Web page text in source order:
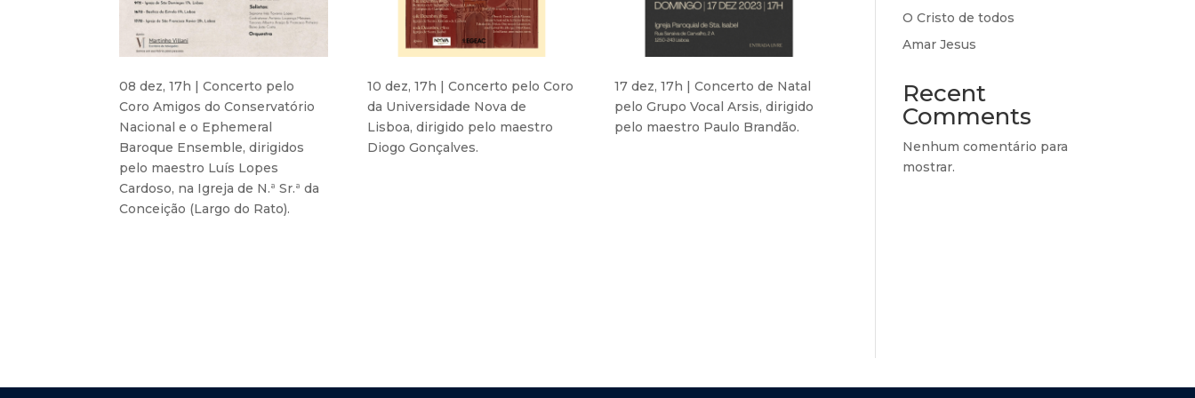
08 dez, 17h | Concerto pelo
Coro Amigos do Conservatório
Nacional e o Ephemeral
Baroque Ensemble, dirigidos
pelo maestro Luís Lopes
Cardoso, na Igreja de N.ª Sr.ª da
Conceição (Largo do Rato).
10 dez, 17h | Concerto pelo Coro
da Universidade Nova de
Lisboa, dirigido pelo maestro
Diogo Gonçalves.
17 dez, 17h | Concerto de Natal
pelo Grupo Vocal Arsis, dirigido
pelo maestro Paulo Brandão.
O Cristo de todos
Amar Jesus
Recent
Comments
Nenhum comentário para
mostrar.